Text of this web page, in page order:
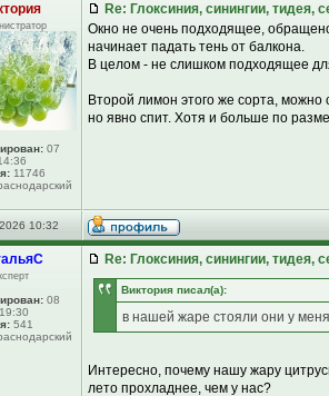
07
11746
Re: Глоксиния, синингии, тидея,
Окно не очень подходящее,
начинает падать тень от балкона.
В целом - не слишком подходящее
Второй лимон этого же сорта, можно
но явно спит. Хотя и больше по
10:32
08
541
Re: Глоксиния, синингии, тидея,
Виктория писал(а):
в нашей жаре стояли они у
Интересно, почему нашу жару
лето прохладнее, чем у нас?